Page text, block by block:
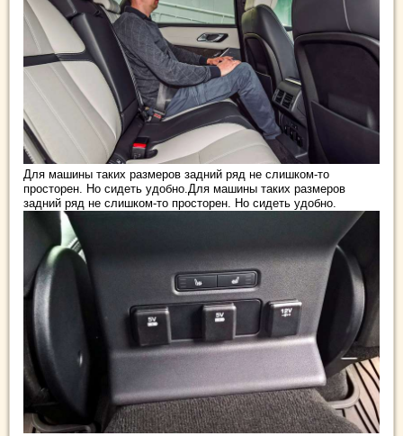
Для машины таких размеров задний ряд не слишком-то
просторен. Но сидеть удобно.Для машины таких размеров
задний ряд не слишком-то просторен. Но сидеть удобно.